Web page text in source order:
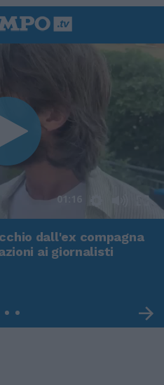
01:16
dall'ex compagna
ai giornalisti